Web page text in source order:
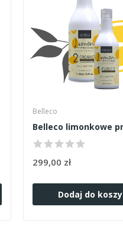
Belleco
299,00 zł
Dodaj do